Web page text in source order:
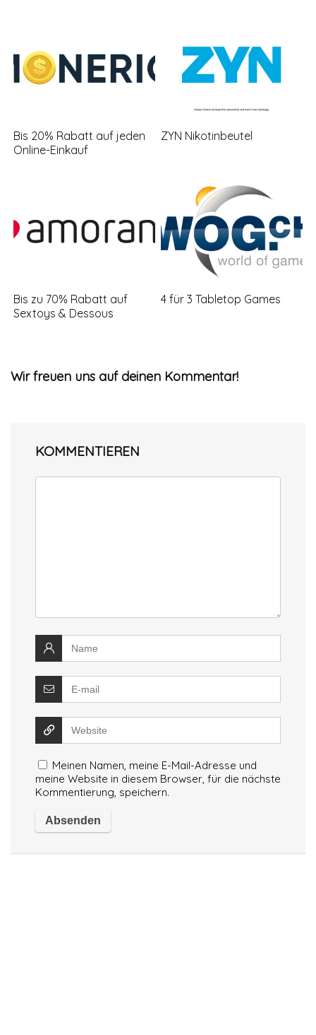
Bis 20% Rabatt auf jeden
Online-Einkauf
ZYN Nikotinbeutel
Bis zu 70% Rabatt auf
Sextoys & Dessous
4 für 3 Tabletop Games
Wir freuen uns auf deinen Kommentar!
KOMMENTIEREN
Meinen Namen, meine E-Mail-Adresse und
meine Website in diesem Browser, für die nächste
Kommentierung, speichern.